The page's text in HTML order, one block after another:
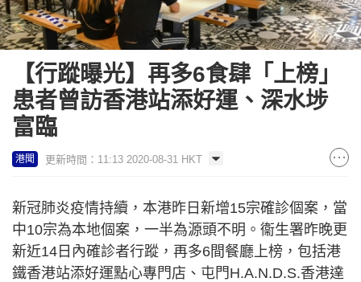
【行蹤曝光】再多6食肆「上榜」
患者曾訪香港站添好運、深水埗
富臨
港聞 更新時間：11:13 2020-08-31 HKT
新冠肺炎疫情持續，本港昨日新增15宗確診個案，當
中10宗為本地個案，一半為源頭不明。衞生署昨晚更
新近14日內確診者行蹤，再多6間餐廳上榜，包括港
鐵香港站添好運點心專門店、屯門H.A.N.D.S.香港達